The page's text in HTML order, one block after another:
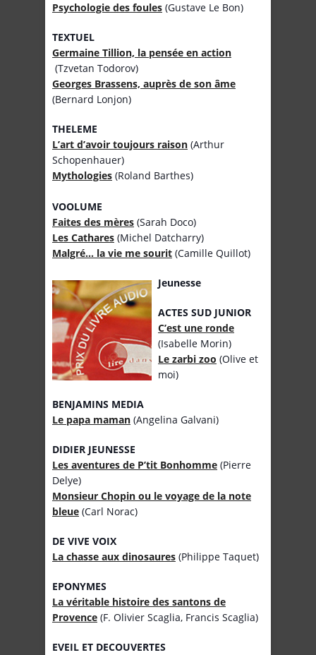
Psychologie des foules (Gustave Le Bon)
TEXTUEL
Germaine Tillion, la pensée en action
(Tzvetan Todorov)
Georges Brassens, auprès de son âme
(Bernard Lonjon)
THELEME
L’art d’avoir toujours raison (Arthur
Schopenhauer)
Mythologies (Roland Barthes)
VOOLUME
Faites des mères (Sarah Doco)
Les Cathares (Michel Datcharry)
Malgré… la vie me sourit (Camille Quillot)
Jeunesse
ACTES SUD JUNIOR
C’est une ronde
(Isabelle Morin)
Le zarbi zoo (Olive et
moi)
BENJAMINS MEDIA
Le papa maman (Angelina Galvani)
DIDIER JEUNESSE
Les aventures de P’tit Bonhomme (Pierre
Delye)
Monsieur Chopin ou le voyage de la note
bleue (Carl Norac)
DE VIVE VOIX
La chasse aux dinosaures (Philippe Taquet)
EPONYMES
La véritable histoire des santons de
Provence (F. Olivier Scaglia, Francis Scaglia)
EVEIL ET DECOUVERTES